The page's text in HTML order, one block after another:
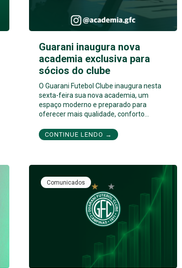
Guarani inaugura nova
academia exclusiva para
sócios do clube
O Guarani Futebol Clube inaugura nesta
sexta-feira sua nova academia, um
espaço moderno e preparado para
oferecer mais qualidade, conforto…
CONTINUE LENDO →
Comunicados